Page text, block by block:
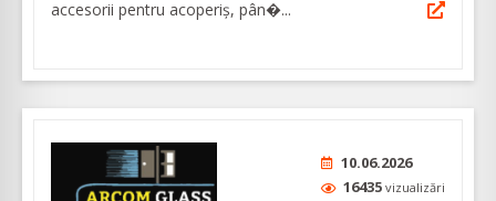
accesorii pentru acoperiș, pân�...
10.06.2026
16435 vizualizări